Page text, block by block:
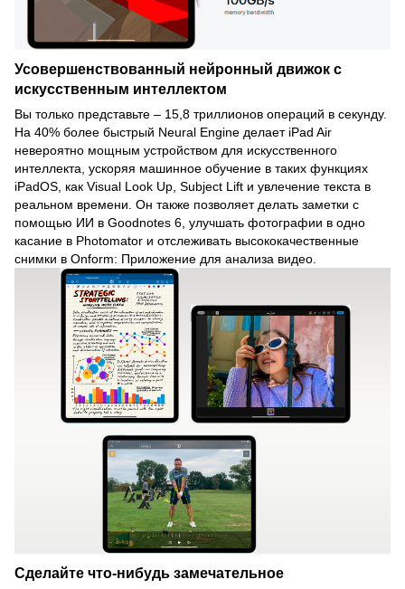
Усовершенствованный нейронный движок с
искусственным интеллектом
Вы только представьте – 15,8 триллионов операций в секунду.
На 40% более быстрый Neural Engine делает iPad Air
невероятно мощным устройством для искусственного
интеллекта, ускоряя машинное обучение в таких функциях
iPadOS, как Visual Look Up, Subject Lift и увлечение текста в
реальном времени. Он также позволяет делать заметки с
помощью ИИ в Goodnotes 6, улучшать фотографии в одно
касание в Photomator и отслеживать высококачественные
снимки в Onform: Приложение для анализа видео.
Сделайте что-нибудь замечательное